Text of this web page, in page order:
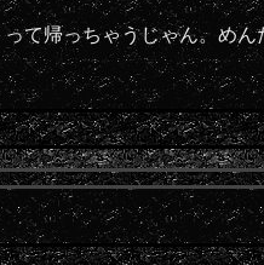
て帰っちゃうじゃん。めん